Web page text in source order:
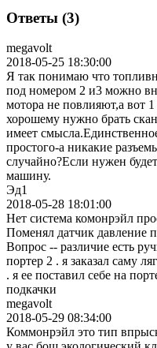
Ответы (3)
megavolt
2018-05-25 18:30:00
Я так понимаю что
под номером 2 и3 можно
мотора не повлияют,а вот
хорошему нужно брать
имеет
простого-а никакие
случайно?Если нужен будет
машину.
Эд1
2018-05-28 18:01:00
Нет система комонрэйл
Поменял датчик давление
Вопрос -- различие есть
портер 2 . я заказал саму
. я ее поставил себе на
подкачки
megavolt
2018-05-29 08:34:00
Коммонрэйл это тип